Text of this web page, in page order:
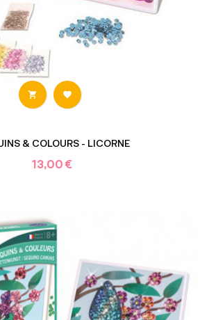
 
& COLOURS - LICORNE
13,00 €